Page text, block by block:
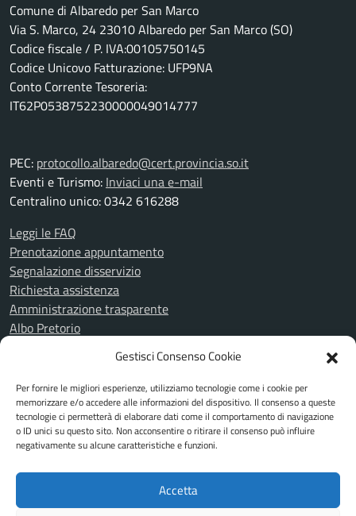
Gestisci Consenso Cookie
Per fornire le migliori esperienze, utilizziamo tecnologie come i cookie per
memorizzare e/o accedere alle informazioni del dispositivo. Il consenso a queste
tecnologie ci permetterà di elaborare dati come il comportamento di navigazione
o ID unici su questo sito. Non acconsentire o ritirare il consenso può influire
negativamente su alcune caratteristiche e funzioni.
Accetta
Comune di Albaredo per San Marco
Via S. Marco, 24 23010 Albaredo per San Marco (SO)
Codice fiscale / P. IVA:00105750145
Codice Unicovo Fatturazione: UFP9NA
Conto Corrente Tesoreria:
IT62P0538752230000049014777
PEC: protocollo.albaredo@cert.provincia.so.it
Eventi e Turismo: Inviaci una e-mail
Centralino unico: 0342 616288
Leggi le FAQ
Prenotazione appuntamento
Segnalazione disservizio
Richiesta assistenza
Amministrazione trasparente
Albo Pretorio
Note legali
Piano di miglioramento del sito
Dichiarazione di accessibilità
Feedback Accessibilità